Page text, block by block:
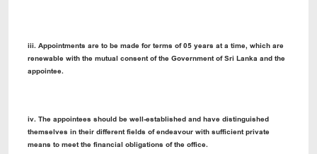
iii. Appointments are to be made for terms of 05 years at a time, which are
renewable with the mutual consent of the Government of Sri Lanka and the
appointee.
iv. The appointees should be well-established and have distinguished
themselves in their different fields of endeavour with sufficient private
means to meet the financial obligations of the office.